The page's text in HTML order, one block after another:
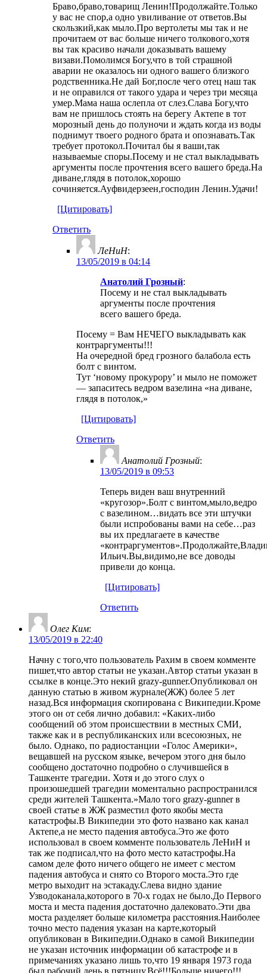
Браво,браво,товарищ Ленин!Продолжайте.Только
у вас не спор,а одно увиливание от ответов.Вы
скользкий,как мыло.Про вертолеты мы так и не
прочитаем от вас больше ничего толкового,хотя
вы так красиво начали доказывать вашему
визави.Помолимся Богу,что в той страшной
аварии не оказалось ни одного вашего близкого
родственника.Не дай Бог,после чего отец наш так
и не оправился от такого удара и через три месяца
умер.Мама наша ослепла от слез.Слава Богу,что
вам не пришлось стоять на берегу Актепе в тот
морозный день до полуночи и ждать когда из воды
поднимут твоего родного брата и опознавать.Так
требует протокол.Почитал бы я ваши,так
называемые споры.Посему и не стал выкладывать
аргументы после прочтения всего вашего бреда.На
диване,глядя в потолок,хорошо
сочиняется.Ауфвидерзеен,господин Ленин.Удачи!
[Цитировать]
Ответить
ЛеНиН:
13/05/2019 в 04:14
Анатолий Грозный:
Посему и не стал выкладывать
аргументы после прочтения
всего вашего бреда.
Посему = Вам НЕЧЕГО выкладывать как
контраргументы!!!
На очередной бред грозного балабола есть
болт с винтом.
Тут ‘новому прокурору’ и мыло не поможет
— запаситесь ведром вазелина «на диване,
глядя в потолок,»
[Цитировать]
Ответить
Анатолий Грозный:
13/05/2019 в 09:53
Теперь виден ваш внутренний
«кругозор».Болт с винтом,мыло,ведро
с вазелином…видать все эти штучки
были испробованы вами на себе…раз
вы их предлагаете в качестве
Ильич.Вы,видимо,не все доводы
привели до конца.
[Цитировать]
Ответить
Олег Ким:
13/05/2019 в 22:40
Начну с того,что пользователь Рахим в своем комменте
пишет,что автор статьи не указан.Автор статьи указан в
ссылке в конце.Это некий grazy-gunner.Опубликовал он
данную статью в живом журнале(ЖЖ) более 5 лет
назад.Вся информация скопирована с Википедии.Кроме
этого он от себя лично добавил: «Каких-либо
сообщений об этом происшествии в местных СМИ,
также как и в республиканских или всесоюзных, не
было. Однако, по радиостанции «Голос Америки»,
вещавшей на русском языке, вечером этого дня было
сообщено достаточно подробно о случившейся в
Ташкенте трагедии. Хотя и до этого слух о
произошедшей трагедии моментально распространился
среди жителей Ташкента.»Мало того grazy-gunner в
своей статье в ЖЖ разместил фото якобы места
катастрофы.В Википедии это фото названо как канал
Актепе,а не место падения автобуса.Это же фото
использовал в своем комменте пользователь ЛеНиН и
так же подписал,что на фото место катастрофы.На
самом деле фото ничего общего не имеет с местом
падения автобуса и снято со Второго моста.Это где
метро выходит на эстакаду.Слева видно здание
Узводоканала,которого в 70-х годах не было.До Первого
моста и места падения достаточно далековато.Эти два
моста разделяет больше километра расстояния.Наиболее
точно место падения указан на карте,который
опубликован в Википедии.Однако в самой Википедии
не указан источник информации об катастрофе и в
примечаниях указано лишь то,что 19 января 1973 года
был рабочий день в пятницу.Всё!!!Больше ничего!!!